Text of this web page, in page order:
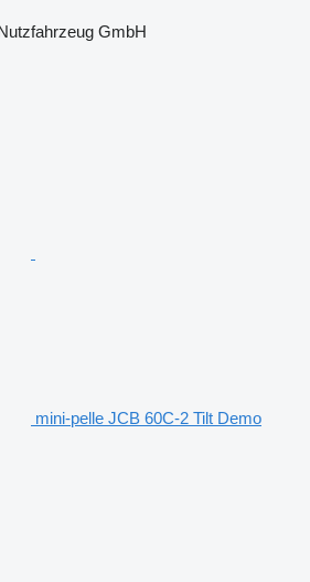
GmbH
mini-pelle JCB 60C-2 Tilt Demo